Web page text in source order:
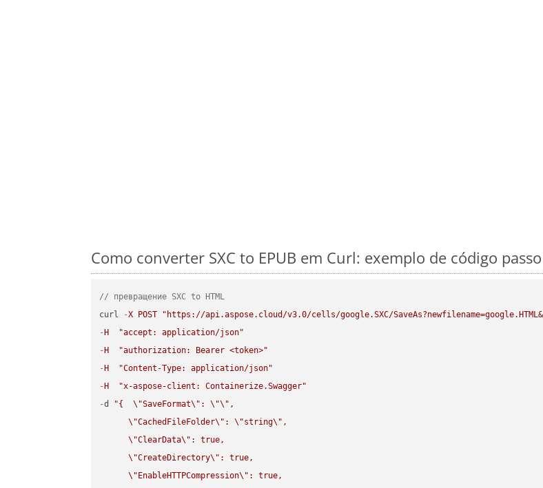
Como converter SXC to EPUB em Curl: exemplo de código
// превращение SXC to HTML
curl
-X POST
"https://api.aspose.cloud/v3.0/cells/google.SXC/
- H
"accept: application/json"
- H
"authorization: Bearer <token>"
- H
"Content-Type: application/json"
- H
"x-aspose-client: Containerize.Swagger"
-d "{ \"SaveFormat\" : \"\" ,
\"CachedFileFolder\" : \"string\" ,
\"ClearData\" : true,
\"CreateDirectory\" : true,
\" EnableHTTPCompression\" : true,